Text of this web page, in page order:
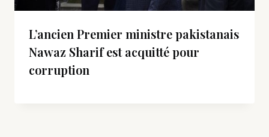
L’ancien Premier ministre pakistanais
Nawaz Sharif est acquitté pour
corruption